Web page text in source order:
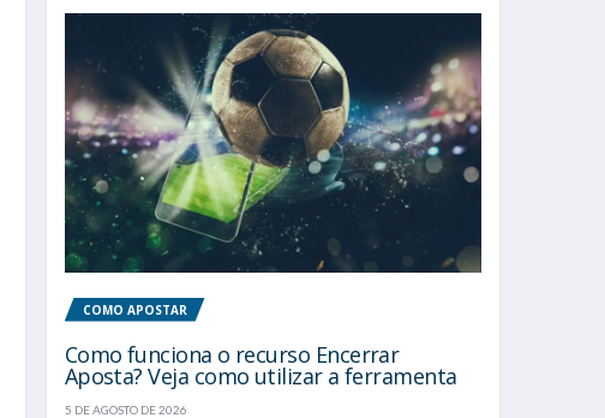
COMO APOSTAR
Como funciona o recurso Encerrar
Aposta? Veja como utilizar a ferramenta
5 DE AGOSTO DE 2026